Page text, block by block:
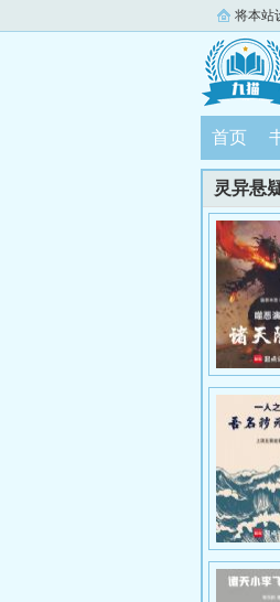
将本站
首页
灵异悬